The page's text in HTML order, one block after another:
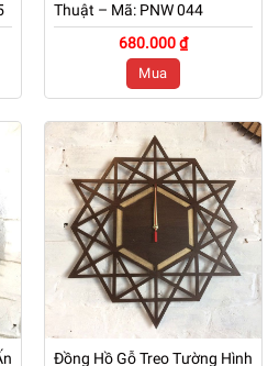
Thuật – Mã: PNW 044
680.000 ₫
Mua
Đồng Hồ Gỗ Treo Tường Hình